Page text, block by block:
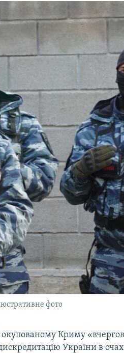
фото
окупованому Криму
України в очах